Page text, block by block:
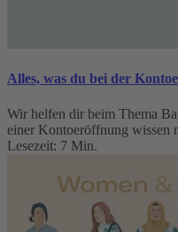
Alles, was du bei der
Wir helfen dir beim Thema
einer Kontoeröffnung wissen
Lesezeit: 7 Min.